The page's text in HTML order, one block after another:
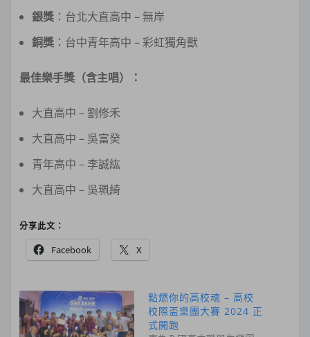
銀獎 ：台北大直高中 – 無岸
銅獎 ：台中青年高中 – 彩虹獨角獸
最佳樂手獎（含主唱）：
大直高中 – 劉修禾
大直高中 – 吳富癸
青年高中 – 李誠紘
大直高中 – 吳珮綺
分享此文：
Facebook X
點燃你的高校魂 – 高校
校際盃樂團大賽 2024 正
式開跑